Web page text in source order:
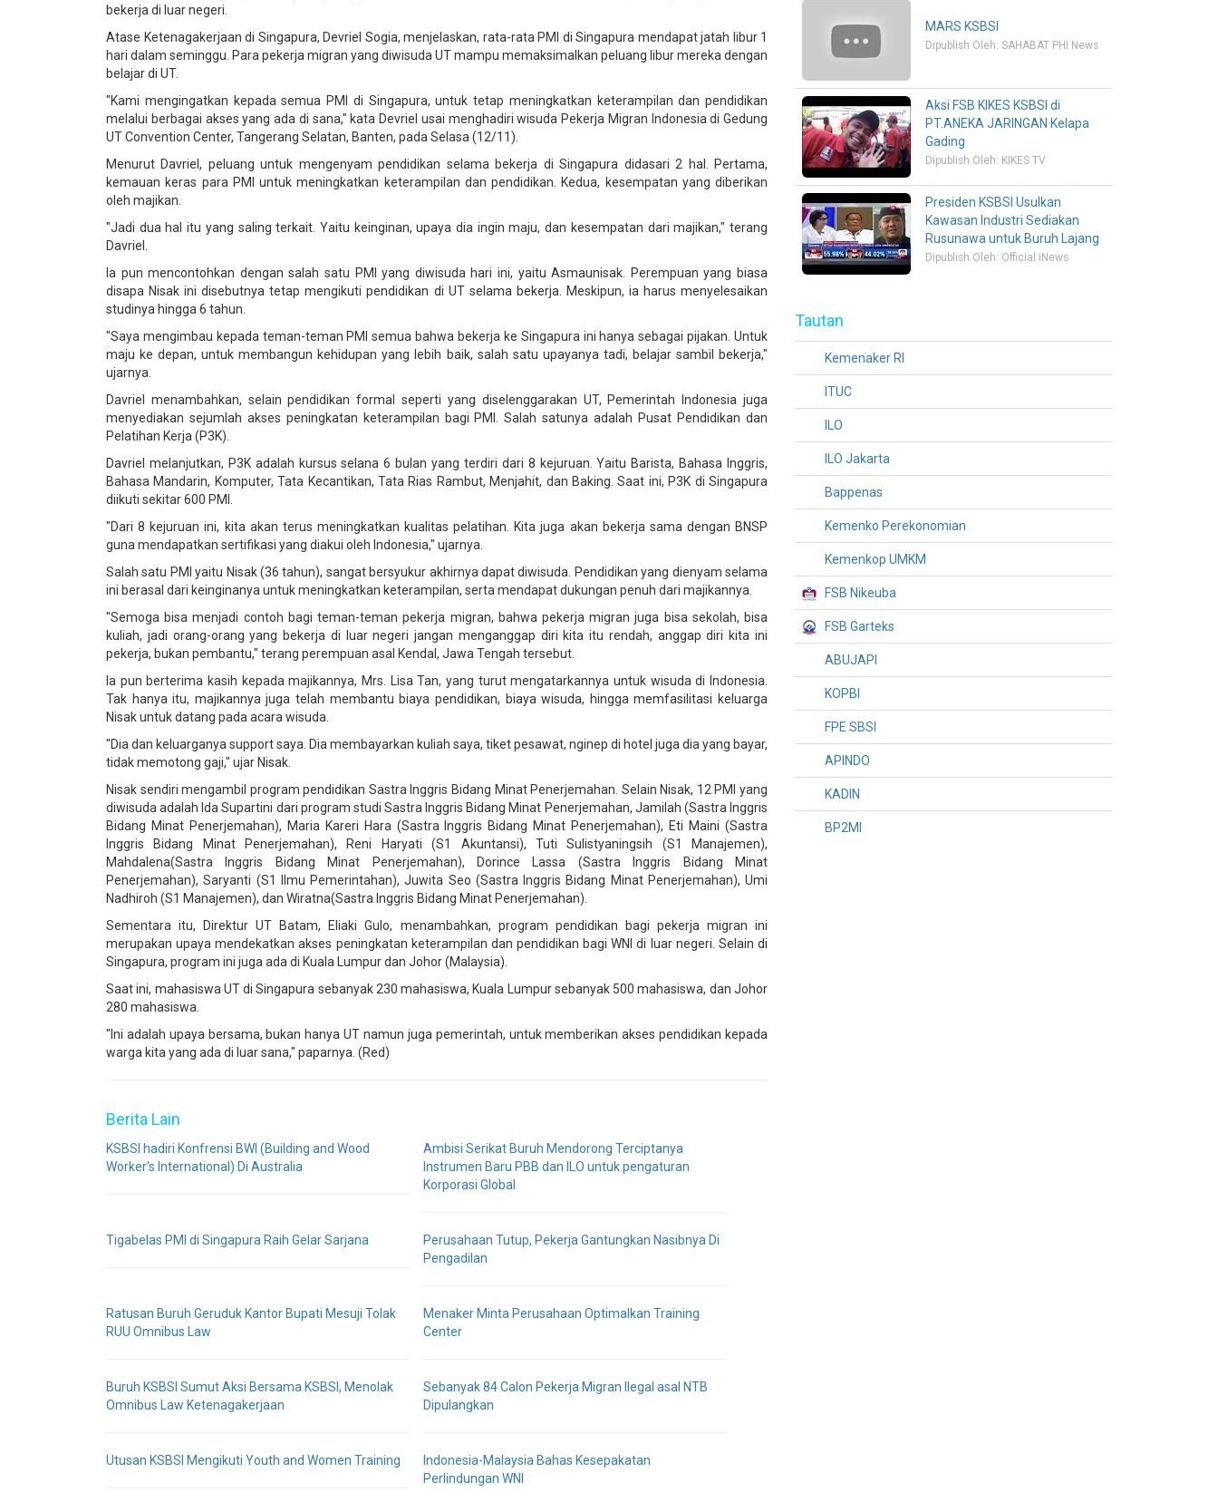
bekerja di luar negeri.
Atase Ketenagakerjaan di Singapura, Devriel Sogia, menjelaskan, rata-rata PMI di Singapura mendapat jatah libur 1
hari dalam seminggu. Para pekerja migran yang diwisuda UT mampu memaksimalkan peluang libur mereka dengan
belajar di UT.
"Kami mengingatkan kepada semua PMI di Singapura, untuk tetap meningkatkan keterampilan dan pendidikan
melalui berbagai akses yang ada di sana," kata Devriel usai menghadiri wisuda Pekerja Migran Indonesia di Gedung
UT Convention Center, Tangerang Selatan, Banten, pada Selasa (12/11).
Menurut Davriel, peluang untuk mengenyam pendidikan selama bekerja di Singapura didasari 2 hal. Pertama,
kemauan keras para PMI untuk meningkatkan keterampilan dan pendidikan. Kedua, kesempatan yang diberikan
oleh majikan.
"Jadi dua hal itu yang saling terkait. Yaitu keinginan, upaya dia ingin maju, dan kesempatan dari majikan," terang
Davriel.
Ia pun mencontohkan dengan salah satu PMI yang diwisuda hari ini, yaitu Asmaunisak. Perempuan yang biasa
disapa Nisak ini disebutnya tetap mengikuti pendidikan di UT selama bekerja. Meskipun, ia harus menyelesaikan
studinya hingga 6 tahun.
"Saya mengimbau kepada teman-teman PMI semua bahwa bekerja ke Singapura ini hanya sebagai pijakan. Untuk
maju ke depan, untuk membangun kehidupan yang lebih baik, salah satu upayanya tadi, belajar sambil bekerja,"
ujarnya.
Davriel menambahkan, selain pendidikan formal seperti yang diselenggarakan UT, Pemerintah Indonesia juga
menyediakan sejumlah akses peningkatan keterampilan bagi PMI. Salah satunya adalah Pusat Pendidikan dan
Pelatihan Kerja (P3K).
Davriel melanjutkan, P3K adalah kursus selana 6 bulan yang terdiri dari 8 kejuruan. Yaitu Barista, Bahasa Inggris,
Bahasa Mandarin, Komputer, Tata Kecantikan, Tata Rias Rambut, Menjahit, dan Baking. Saat ini, P3K di Singapura
diikuti sekitar 600 PMI.
"Dari 8 kejuruan ini, kita akan terus meningkatkan kualitas pelatihan. Kita juga akan bekerja sama dengan BNSP
guna mendapatkan sertifikasi yang diakui oleh Indonesia," ujarnya.
Salah satu PMI yaitu Nisak (36 tahun), sangat bersyukur akhirnya dapat diwisuda. Pendidikan yang dienyam selama
ini berasal dari keinginanya untuk meningkatkan keterampilan, serta mendapat dukungan penuh dari majikannya.
"Semoga bisa menjadi contoh bagi teman-teman pekerja migran, bahwa pekerja migran juga bisa sekolah, bisa
kuliah, jadi orang-orang yang bekerja di luar negeri jangan menganggap diri kita itu rendah, anggap diri kita ini
pekerja, bukan pembantu," terang perempuan asal Kendal, Jawa Tengah tersebut.
Ia pun berterima kasih kepada majikannya, Mrs. Lisa Tan, yang turut mengatarkannya untuk wisuda di Indonesia.
Tak hanya itu, majikannya juga telah membantu biaya pendidikan, biaya wisuda, hingga memfasilitasi keluarga
Nisak untuk datang pada acara wisuda.
"Dia dan keluarganya support saya. Dia membayarkan kuliah saya, tiket pesawat, nginep di hotel juga dia yang bayar,
tidak memotong gaji," ujar Nisak.
Nisak sendiri mengambil program pendidikan Sastra Inggris Bidang Minat Penerjemahan. Selain Nisak, 12 PMI yang
diwisuda adalah Ida Supartini dari program studi Sastra Inggris Bidang Minat Penerjemahan, Jamilah (Sastra Inggris
Bidang Minat Penerjemahan), Maria Kareri Hara (Sastra Inggris Bidang Minat Penerjemahan), Eti Maini (Sastra
Inggris Bidang Minat Penerjemahan), Reni Haryati (S1 Akuntansi), Tuti Sulistyaningsih (S1 Manajemen),
Mahdalena(Sastra Inggris Bidang Minat Penerjemahan), Dorince Lassa (Sastra Inggris Bidang Minat
Penerjemahan), Saryanti (S1 Ilmu Pemerintahan), Juwita Seo (Sastra Inggris Bidang Minat Penerjemahan), Umi
Nadhiroh (S1 Manajemen), dan Wiratna(Sastra Inggris Bidang Minat Penerjemahan).
Sementara itu, Direktur UT Batam, Eliaki Gulo, menambahkan, program pendidikan bagi pekerja migran ini
merupakan upaya mendekatkan akses peningkatan keterampilan dan pendidikan bagi WNI di luar negeri. Selain di
Singapura, program ini juga ada di Kuala Lumpur dan Johor (Malaysia).
Saat ini, mahasiswa UT di Singapura sebanyak 230 mahasiswa, Kuala Lumpur sebanyak 500 mahasiswa, dan Johor
280 mahasiswa.
"Ini adalah upaya bersama, bukan hanya UT namun juga pemerintah, untuk memberikan akses pendidikan kepada
warga kita yang ada di luar sana," paparnya. (Red)
Berita Lain
KSBSI hadiri Konfrensi BWI (Building and Wood
Worker's International) Di Australia
Ambisi Serikat Buruh Mendorong Terciptanya
Instrumen Baru PBB dan ILO untuk pengaturan
Korporasi Global
Tigabelas PMI di Singapura Raih Gelar Sarjana
Perusahaan Tutup, Pekerja Gantungkan Nasibnya Di
Pengadilan
Ratusan Buruh Geruduk Kantor Bupati Mesuji Tolak
RUU Omnibus Law
Menaker Minta Perusahaan Optimalkan Training
Center
Buruh KSBSI Sumut Aksi Bersama KSBSI, Menolak
Omnibus Law Ketenagakerjaan
Sebanyak 84 Calon Pekerja Migran Ilegal asal NTB
Dipulangkan
Utusan KSBSI Mengikuti Youth and Women Training
Indonesia-Malaysia Bahas Kesepakatan
Perlindungan WNI
MARS KSBSI
Dipublish Oleh: SAHABAT PHI News
Aksi FSB KIKES KSBSI di
PT.ANEKA JARINGAN Kelapa
Gading
Dipublish Oleh: KIKES TV
Presiden KSBSI Usulkan
Kawasan Industri Sediakan
Rusunawa untuk Buruh Lajang
Dipublish Oleh: Official iNews
Tautan
Kemenaker RI
ITUC
ILO
ILO Jakarta
Bappenas
Kemenko Perekonomian
Kemenkop UMKM
FSB Nikeuba
FSB Garteks
ABUJAPI
KOPBI
FPE SBSI
APINDO
KADIN
BP2MI